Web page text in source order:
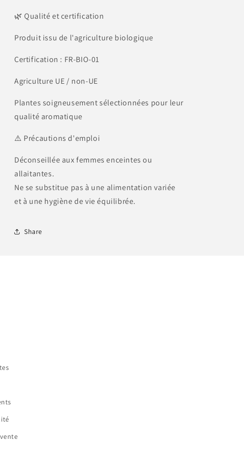
🌿 Qualité et certification
Produit issu de l'agriculture biologique
Certification : FR-BIO-01
Agriculture UE / non-UE
Plantes soigneusement sélectionnées pour leur
qualité aromatique
⚠️ Précautions d'emploi
Déconseillée aux femmes enceintes ou
allaitantes.
Ne se substitue pas à une alimentation variée
et à une hygiène de vie équilibrée.
Share